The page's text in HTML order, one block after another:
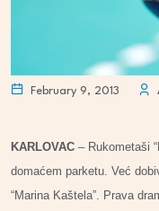
February 9, 2013
KARLOVAC – Rukometaši
domaćem parketu. Već
“Marina Kaštela”. Prava